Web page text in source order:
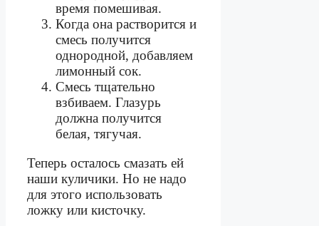
время помешивая.
Когда она растворится и
смесь получится
однородной, добавляем
лимонный сок.
Смесь тщательно
взбиваем. Глазурь
должна получится
белая, тягучая.
Теперь осталось смазать ей
наши куличики. Но не надо
для этого использовать
ложку или кисточку.